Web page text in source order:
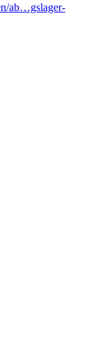
ab…gslager-